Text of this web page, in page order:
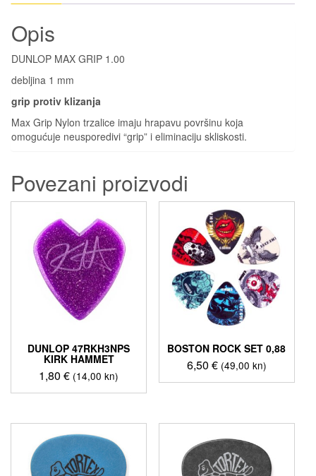
Opis
DUNLOP MAX GRIP 1.00
debljina 1 mm
grip protiv klizanja
Max Grip Nylon trzalice imaju hrapavu površinu koja
omogućuje neusporedivi “grip” i eliminaciju skliskosti.
Povezani proizvodi
DUNLOP 47RKH3NPS
KIRK HAMMET
1,80€ (14,00 kn)
BOSTON ROCK SET 0,88
6,50 € (49,00 kn)